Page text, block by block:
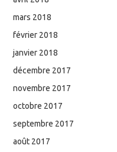
mars 2018
février 2018
janvier 2018
décembre 2017
novembre 2017
octobre 2017
septembre 2017
août 2017